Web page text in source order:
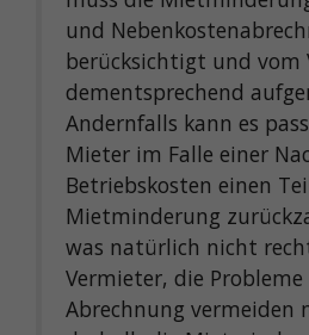
und
berücksichtigt und vom
dementsprechend
Andernfalls kann es
Mieter im Falle einer
Betriebskosten einen
Mietminderung
was natürlich nicht
Vermieter, die
Abrechnung vermeiden